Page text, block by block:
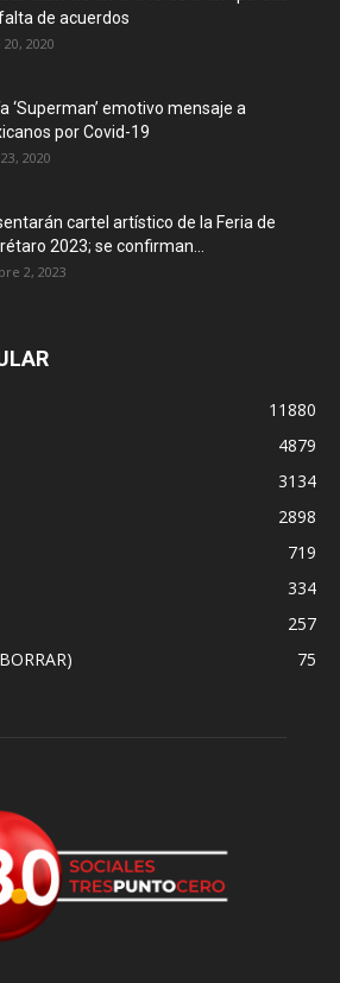
de acuerdos
2020
‘Superman’ emotivo mensaje a
por Covid-19
2020
cartel artístico de la Feria de
2023; se confirman...
2, 2023
11880
4879
3134
2898
719
334
257
75